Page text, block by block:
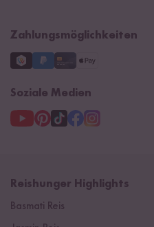
Zahlungsmöglichkeiten
Soziale Medien
Reishunger Highlights
Basmati Reis